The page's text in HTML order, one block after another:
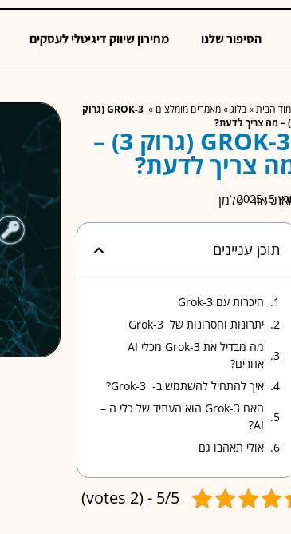
הסיפור שלנו מחירון שיווק דיגיטלי לעסקים
הבית»בלוג »מאמרים מומלצים »
GROK-3 (גרוק
GROK-3 (גרוק 3) –
צריך לדעת?
אורי סלמן 5, 2025
תוכן עניינים
היכרות עם Grok-3
יתרונות וחסרונות של Grok-3
מה מבדיל את Grok-3 מכלי AI
אחרים?
איך להתחיל להשתמש ב- Grok-3?
האם Grok-3 הוא העתיד של כלי ה –
AI?
אולי תאהבו גם
5/5 - (2 votes)